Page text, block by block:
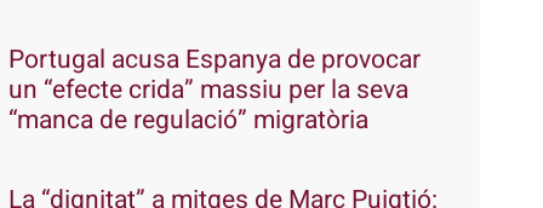
Portugal acusa Espanya de provocar
un “efecte crida” massiu per la seva
“manca de regulació” migratòria
La “dignitat” a mitges de Marc Puigtió: